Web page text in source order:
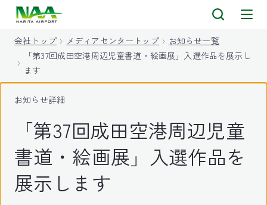
会社トップ メディアセンタートップ
お知らせ一覧
「第37回成田空港周辺児童書道・絵画展」入選作品を展示し
ます
お知らせ詳細
「第37回成田空港周辺児童
書道・絵画展」入選作品を
展示します